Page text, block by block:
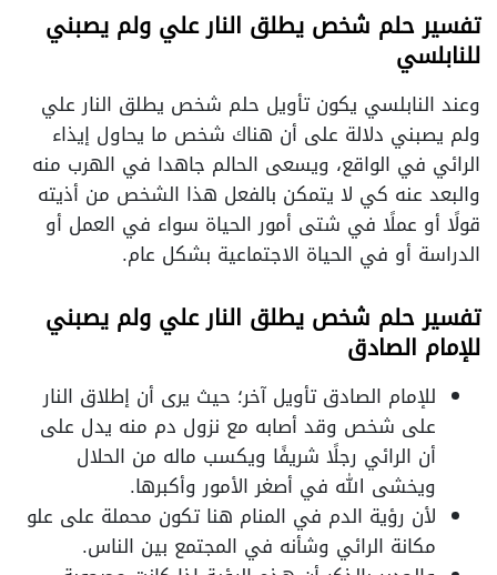
تفسير حلم شخص يطلق النار علي ولم يصبني
للنابلسي
وعند النابلسي يكون تأويل حلم شخص يطلق النار علي
ولم يصبني دلالة على أن هناك شخص ما يحاول إيذاء
الرائي في الواقع، ويسعى الحالم جاهدا في الهرب منه
والبعد عنه كي لا يتمكن بالفعل هذا الشخص من أذيته
قولًا أو عملًا في شتى أمور الحياة سواء في العمل أو
الدراسة أو في الحياة الاجتماعية بشكل عام.
تفسير حلم شخص يطلق النار علي ولم يصبني
للإمام الصادق
للإمام الصادق تأويل آخر؛ حيث يرى أن إطلاق النار
على شخص وقد أصابه مع نزول دم منه يدل على
أن الرائي رجلًا شريفًا ويكسب ماله من الحلال
ويخشى الله في أصغر الأمور وأكبرها.
لأن رؤية الدم في المنام هنا تكون محملة على علو
مكانة الرائي وشأنه في المجتمع بين الناس.